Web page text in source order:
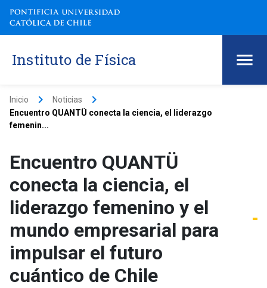
Instituto de Física
Inicio keyboard_arrow_right Noticias keyboard_arrow_right
Encuentro QUANTÜ conecta la ciencia, el liderazgo
femenin...
Encuentro QUANTÜ
conecta la ciencia, el
liderazgo femenino y el
mundo empresarial para
impulsar el futuro
cuántico de Chile